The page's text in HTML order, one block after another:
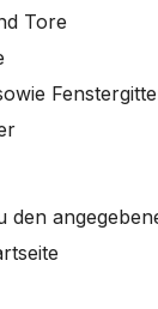
Tore
den